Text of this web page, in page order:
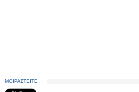
ΜΟΙΡΑΣΤΕΙΤΕ